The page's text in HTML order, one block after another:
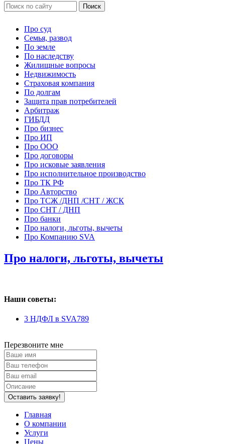
Про суд
Семья, развод
По земле
По наследству
Жилищные вопросы
Недвижимость
Страховая компания
По долгам
Защита прав потребителей
Арбитраж
ГИБДД
Про бизнес
Про ИП
Про ООО
Про договоры
Про исковые заявления
Про исполнительное производство
Про ТК РФ
Про Авторство
Про ТСЖ /ДНП /СНТ / ЖСК
Про СНТ / ДНП
Про банки
Про налоги, льготы, вычеты
Про Компанию SVA
Про налоги, льготы, вычеты
Наши советы:
3 НДФЛ в SVA789
Перезвоните мне
Оставить заявку!
Главная
О компании
Услуги
Цены